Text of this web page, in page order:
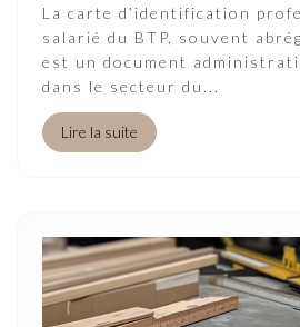
La carte d’identification
salarié du BTP, souvent
est un document
dans le secteur du...
Lire la suite